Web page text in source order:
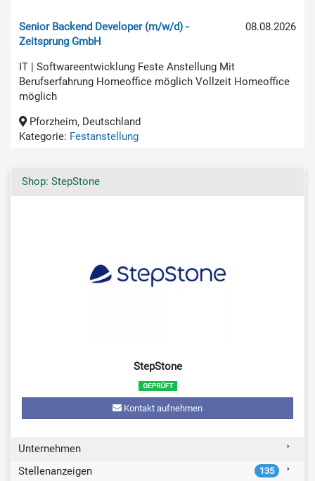
08.08.2026
Senior Backend Developer (m/w/d) -
Zeitsprung GmbH
IT | Softwareentwicklung Feste Anstellung Mit
Berufserfahrung Homeoffice möglich Vollzeit Homeoffice
möglich
Pforzheim, Deutschland
Kategorie: Festanstellung
Shop: StepStone
StepStone
Kontakt aufnehmen
Unternehmen
Stellenanzeigen
135